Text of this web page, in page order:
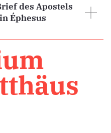
des Apostels
Éphesus